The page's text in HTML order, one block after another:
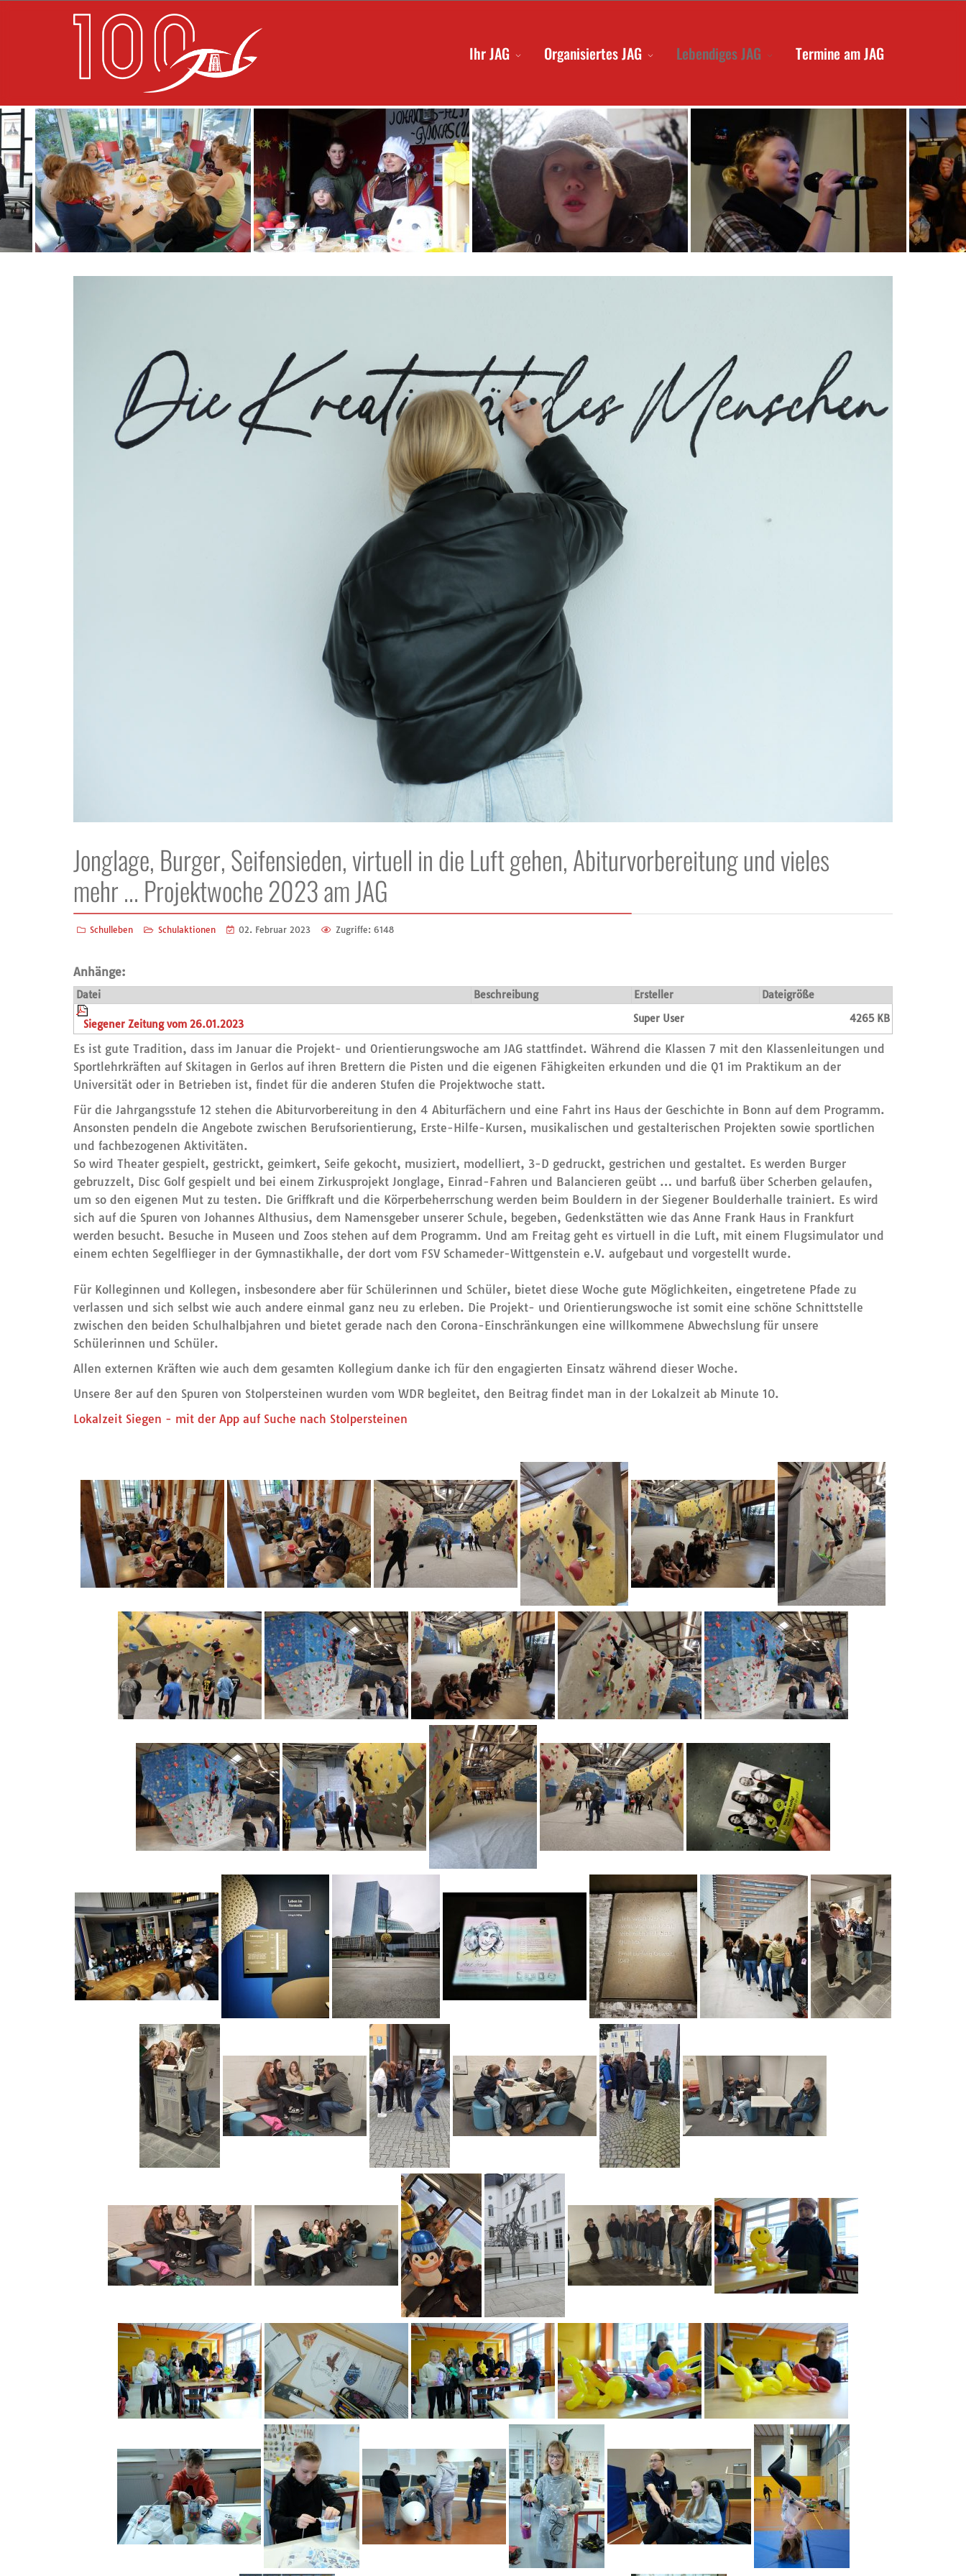
Ihr JAG Organisiertes JAG Lebendiges JAG Termine am JAG
Jonglage, Burger, Seifensieden, virtuell in die Luft gehen, Abiturvorbereitung und vieles
mehr ... Projektwoche 2023 am JAG
Schulleben Schulaktionen 02. Februar 2023 Zugriffe: 6148
Anhänge:
Datei Beschreibung Ersteller Dateigröße
Siegener Zeitung vom 26.01.2023 Super User 4265 KB
Es ist gute Tradition, dass im Januar die Projekt- und Orientierungswoche am JAG stattfindet. Während die Klassen 7 mit den Klassenleitungen und
Sportlehrkräften auf Skitagen in Gerlos auf ihren Brettern die Pisten und die eigenen Fähigkeiten erkunden und die Q1 im Praktikum an der
Universität oder in Betrieben ist, findet für die anderen Stufen die Projektwoche statt.
Für die Jahrgangsstufe 12 stehen die Abiturvorbereitung in den 4 Abiturfächern und eine Fahrt ins Haus der Geschichte in Bonn auf dem Programm.
Ansonsten pendeln die Angebote zwischen Berufsorientierung, Erste-Hilfe-Kursen, musikalischen und gestalterischen Projekten sowie sportlichen
und fachbezogenen Aktivitäten.
So wird Theater gespielt, gestrickt, geimkert, Seife gekocht, musiziert, modelliert, 3-D gedruckt, gestrichen und gestaltet. Es werden Burger
gebruzzelt, Disc Golf gespielt und bei einem Zirkusprojekt Jonglage, Einrad-Fahren und Balancieren geübt … und barfuß über Scherben gelaufen,
um so den eigenen Mut zu testen. Die Griffkraft und die Körperbeherrschung werden beim Bouldern in der Siegener Boulderhalle trainiert. Es wird
sich auf die Spuren von Johannes Althusius, dem Namensgeber unserer Schule, begeben, Gedenkstätten wie das Anne Frank Haus in Frankfurt
werden besucht. Besuche in Museen und Zoos stehen auf dem Programm. Und am Freitag geht es virtuell in die Luft, mit einem Flugsimulator und
einem echten Segelflieger in der Gymnastikhalle, der dort vom FSV Schameder-Wittgenstein e.V. aufgebaut und vorgestellt wurde.
Für Kolleginnen und Kollegen, insbesondere aber für Schülerinnen und Schüler, bietet diese Woche gute Möglichkeiten, eingetretene Pfade zu
verlassen und sich selbst wie auch andere einmal ganz neu zu erleben. Die Projekt- und Orientierungswoche ist somit eine schöne Schnittstelle
zwischen den beiden Schulhalbjahren und bietet gerade nach den Corona-Einschränkungen eine willkommene Abwechslung für unsere
Schülerinnen und Schüler.
Allen externen Kräften wie auch dem gesamten Kollegium danke ich für den engagierten Einsatz während dieser Woche.
Unsere 8er auf den Spuren von Stolpersteinen wurden vom WDR begleitet, den Beitrag findet man in der Lokalzeit ab Minute 10.
Lokalzeit Siegen - mit der App auf Suche nach Stolpersteinen